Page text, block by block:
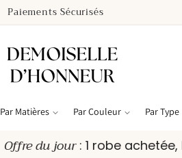
Paiements Sécurisés
Par Matières Par Couleur Par Type
Offre du jour : 1 robe